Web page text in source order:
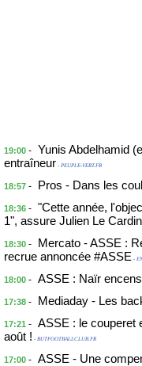
19:00 - Yunis Abdelhamid
entraîneur - PEUPLE-VERT.FR
18:57 - Pros - Dans les
18:36 - "Cette année,
1", assure Julien Le
18:30 -
Mercato - ASSE :
recrue annoncée #ASSE -
18:00 - ASSE : Naïr
17:38 - Mediaday - Les
17:21 - ASSE : le couperet
août ! - BUTFOOTBALLCLUB.FR
17:00 - ASSE - Une